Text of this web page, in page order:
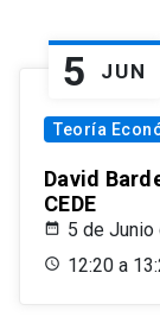
5 JUN
Teoría
David
CEDE
5 de
12:20 a